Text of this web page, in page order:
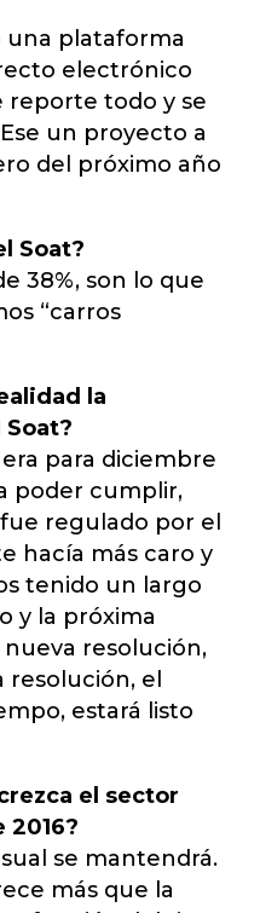
una plataforma
electrónico
reporte todo y se
un proyecto a
del próximo año
Soat?
38%, son lo que
“carros
la
para diciembre
poder cumplir,
regulado por el
hacía más caro y
tenido un largo
y la próxima
resolución,
resolución, el
estará listo
el sector
2016?
se mantendrá.
más que la